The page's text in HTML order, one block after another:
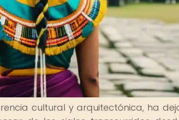
cultural y arquitectónica, ha